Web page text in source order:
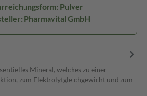
Pulver
Pharmavital GmbH
Mineral, welches zu einer
zum Elektrolytgleichgewicht und zum